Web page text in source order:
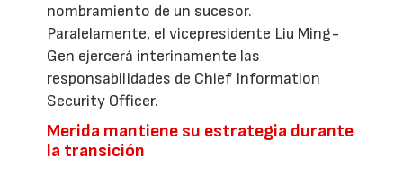
nombramiento de un sucesor.
Paralelamente, el vicepresidente Liu Ming-
Gen ejercerá interinamente las
responsabilidades de Chief Information
Security Officer.
Merida mantiene su estrategia durante
la transición